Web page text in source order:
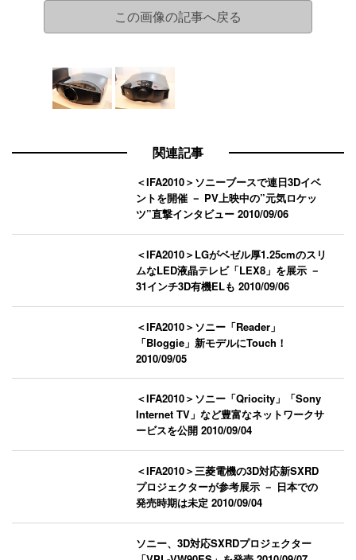
この画像の記事へ戻る
関連記事
＜IFA2010＞ソニーブースで連日3Dイベ
ントを開催 － PV上映中の”元気ロケッ
ツ”直撃インタビュー2010/09/06
＜IFA2010＞LGがベゼル厚1.25cmのスリ
ムなLED液晶テレビ「LEX8」を展示 －
31インチ3D有機ELも2010/09/06
＜IFA2010＞ソニー「Reader」
「Bloggie」新モデルにTouch！
2010/09/05
＜IFA2010＞ソニー「Qriocity」「Sony
Internet TV」など豊富なネットワークサ
ービスを公開2010/09/04
＜IFA2010＞三菱電機の3D対応新SXRD
プロジェクターが参考展示 － 日本での
発売時期は未定2010/09/04
ソニー、3D対応SXRDプロジェクター